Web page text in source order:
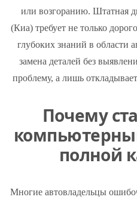
или возгоранию. Штатная
(Киа) требует не только
глубоких знаний в области
замена деталей без
проблему, а лишь
Почему
полной
Многие автовладельцы